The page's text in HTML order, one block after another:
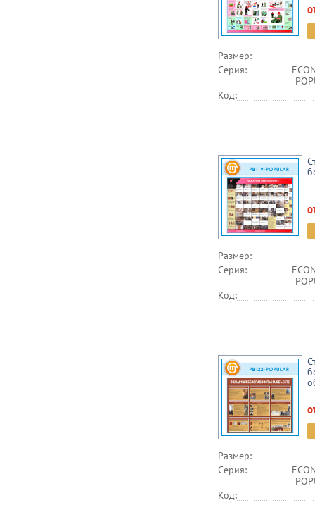
Размер:
Серия:
Код:
Размер:
Серия:
Код:
Размер:
Серия:
Код: